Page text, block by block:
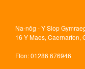
Na-nôg - Y Siop
16 Y Maes, Caernarfon,
Ffon: 01286 676946